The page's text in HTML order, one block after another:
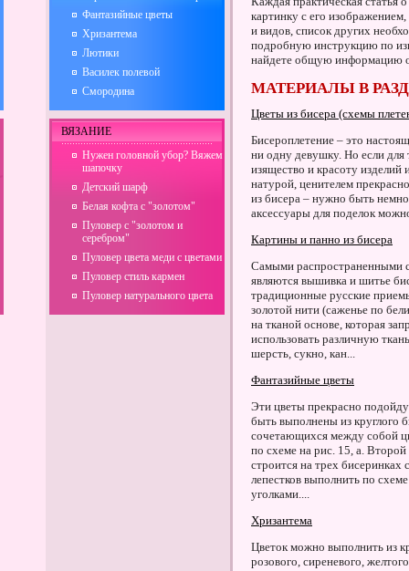
картинку с его
и видов, список других
подробную инструкцию по
найдете общую информацию
МАТЕРИАЛЫ В
Цветы из бисера (схемы
Бисероплетение – это
ни одну девушку. Но если для
изящество и красоту изделий
натурой, ценителем
из бисера – нужно быть
аксессуары для поделок
Картины и панно из бисера
Самыми распространенными
являются вышивка и шитье
традиционные русские
золотой нити (саженье по
на тканой основе, которая
использовать различную
шерсть, сукно, кан...
Фантазийные цветы
Эти цветы прекрасно
быть выполнены из круглого
сочетающихся между собой
по схеме на рис. 15, а. Второй
строится на трех
лепестков выполнить по
уголками....
Хризантема
Цветок можно выполнить из
розового, сиреневого,
Фантазийные цветы
Хризантема
Лютики
Василек полевой
Смородина
ВЯЗАНИЕ
Нужен головной убор? Вяжем
шапочку
Детский шарф
Белая кофта с "золотом"
Пуловер с "золотом и
серебром"
Пуловер цвета меди с цветами
Пуловер стиль кармен
Пуловер натурального цвета